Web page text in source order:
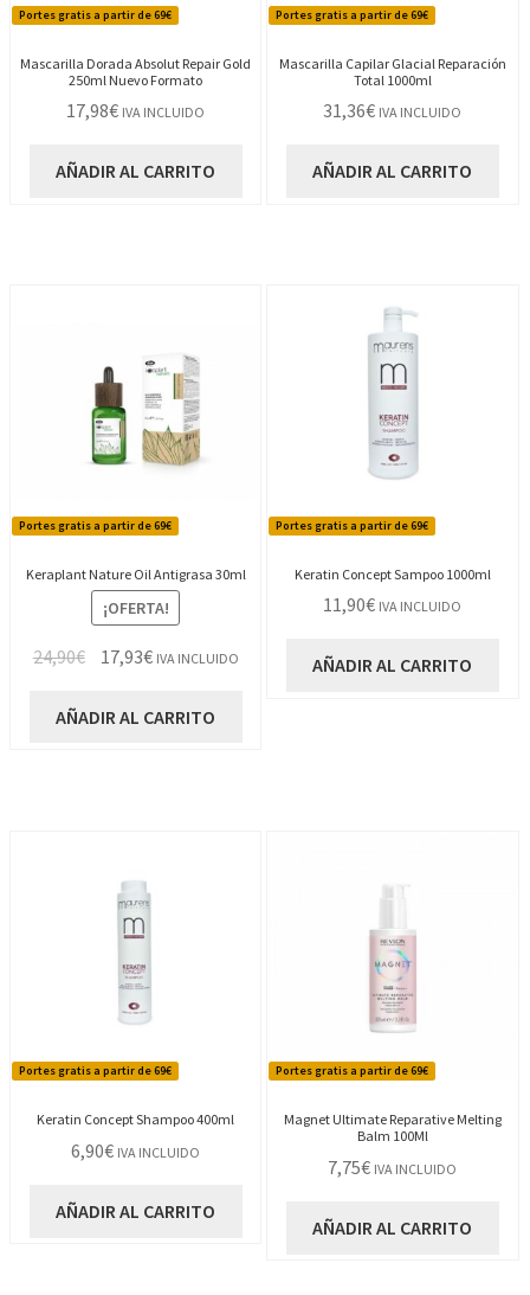
Portes gratis a partir de 69€
Mascarilla Dorada Absolut Repair Gold
250ml Nuevo Formato
17,98€ IVA INCLUIDO
AÑADIR AL CARRITO
Portes gratis a partir de 69€
Mascarilla Capilar Glacial Reparación
Total 1000ml
31,36€ IVA INCLUIDO
AÑADIR AL CARRITO
Portes gratis a partir de 69€
Keraplant Nature Oil Antigrasa 30ml
¡OFERTA!
24,90€ El
original
17,93€El
actual
IVA INCLUIDO
AÑADIR AL CARRITO
Portes gratis a partir de 69€
Keratin Concept Sampoo 1000ml
11,90€ IVA INCLUIDO
AÑADIR AL CARRITO
Portes gratis a partir de 69€
Keratin Concept Shampoo 400ml
6,90€ IVA INCLUIDO
AÑADIR AL CARRITO
Portes gratis a partir de 69€
Magnet Ultimate Reparative Melting
Balm 100Ml
7,75€ IVA INCLUIDO
AÑADIR AL CARRITO